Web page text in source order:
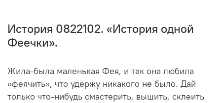
История 0822102. «История одной
Феечки».
Жила-была маленькая Фея, и так она любила
«феячить», что удержу никакого не было. Дай
только что-нибудь смастерить, вышить, склеить